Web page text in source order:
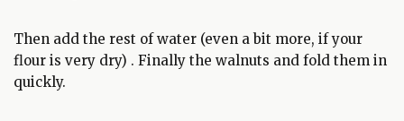
Then add the rest of water (even a bit more, if your
flour is very dry) . Finally the walnuts and fold them in
quickly.